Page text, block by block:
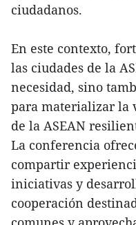
ciudadanos.
En este contexto,
las ciudades de la
necesidad, sino
para materializar la
de la ASEAN
La conferencia
compartir
iniciativas y
cooperación